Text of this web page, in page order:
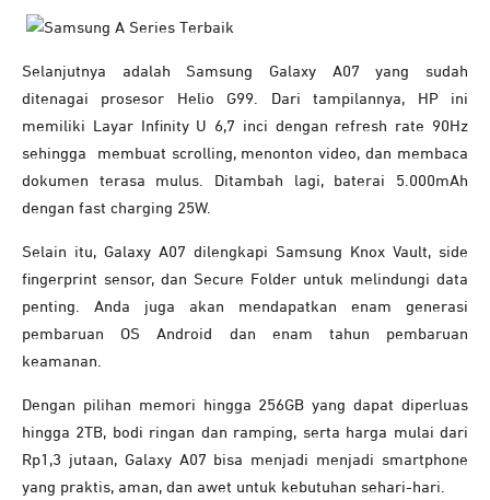
Selanjutnya adalah Samsung Galaxy A07 yang sudah
ditenagai prosesor Helio G99. Dari tampilannya, HP ini
memiliki Layar Infinity U 6,7 inci dengan refresh rate 90Hz
sehingga membuat scrolling, menonton video, dan membaca
dokumen terasa mulus. Ditambah lagi, baterai 5.000mAh
dengan fast charging 25W.
Selain itu, Galaxy A07 dilengkapi Samsung Knox Vault, side
fingerprint sensor, dan Secure Folder untuk melindungi data
penting. Anda juga akan mendapatkan enam generasi
pembaruan OS Android dan enam tahun pembaruan
keamanan.
Dengan pilihan memori hingga 256GB yang dapat diperluas
hingga 2TB, bodi ringan dan ramping, serta harga mulai dari
Rp1,3 jutaan, Galaxy A07 bisa menjadi menjadi smartphone
yang praktis, aman, dan awet untuk kebutuhan sehari-hari.